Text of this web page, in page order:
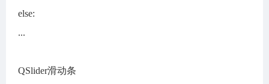
else:
...
QSlider滑动条